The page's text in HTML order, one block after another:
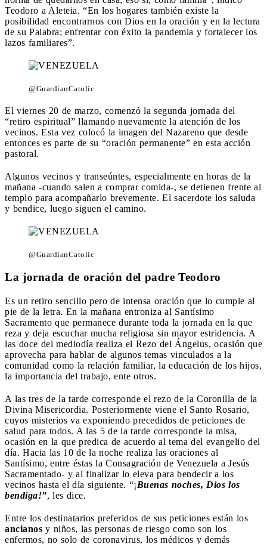
Teodoro a Aleteia. “En los hogares también existe la
posibilidad encontrarnos con Dios en la oración y en la lectura
de su Palabra; enfrentar con éxito la pandemia y fortalecer los
lazos familiares”.
@GuardianCatolic
El viernes 20 de marzo, comenzó la segunda jornada del
“retiro espiritual” llamando nuevamente la atención de los
vecinos. Esta vez colocó la imagen del Nazareno que desde
entonces es parte de su “oración permanente” en esta acción
pastoral.
Algunos vecinos y transeúntes, especialmente en horas de la
mañana -cuando salen a comprar comida-, se detienen frente al
templo para acompañarlo brevemente. El sacerdote los saluda
y bendice, luego siguen el camino.
@GuardianCatolic
La jornada de oración del padre Teodoro
Es un retiro sencillo pero de intensa oración que lo cumple al
pie de la letra. En la mañana entroniza al Santísimo
Sacramento que permanece durante toda la jornada en la que
reza y deja escuchar mucha religiosa sin mayor estridencia. A
las doce del mediodía realiza el Rezo del Ángelus, ocasión que
aprovecha para hablar de algunos temas vinculados a la
comunidad como la relación familiar, la educación de los hijos,
la importancia del trabajo, ente otros.
A las tres de la tarde corresponde el rezo de la Coronilla de la
Divina Misericordia. Posteriormente viene el Santo Rosario,
cuyos misterios va exponiendo precedidos de peticiones de
salud para todos. A las 5 de la tarde corresponde la misa,
ocasión en la que predica de acuerdo al tema del evangelio del
día. Hacia las 10 de la noche realiza las oraciones al
Santísimo, entre éstas la Consagración de Venezuela a Jesús
Sacramentado- y al finalizar lo eleva para bendecir a los
vecinos hasta el día siguiente. “¡Buenas noches, Dios los
bendiga!”, les dice.
Entre los destinatarios preferidos de sus peticiones están los
ancianos y niños, las personas de riesgo como son los
enfermos, no solo de coronavirus, los médicos y demás